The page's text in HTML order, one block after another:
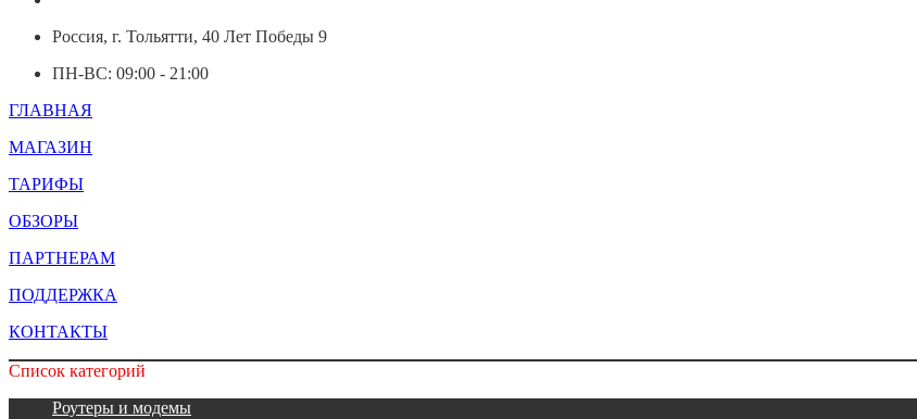
Россия, г. Тольятти, 40 Лет Победы 9
ПН-ВС: 09:00 - 21:00
ГЛАВНАЯ
МАГАЗИН
ТАРИФЫ
ОБЗОРЫ
ПАРТНЕРАМ
ПОДДЕРЖКА
КОНТАКТЫ
Список категорий
Роутеры и модемы